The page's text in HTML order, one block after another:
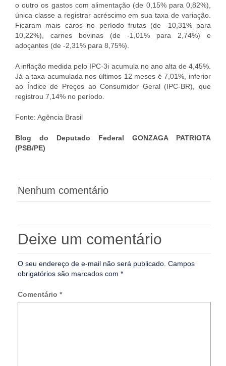
o outro os gastos com alimentação (de 0,15% para 0,82%),
única classe a registrar acréscimo em sua taxa de variação.
Ficaram mais caros no período frutas (de -10,31% para
10,22%), carnes bovinas (de -1,01% para 2,74%) e
adoçantes (de -2,31% para 8,75%).
A inflação medida pelo IPC-3i acumula no ano alta de 4,45%.
Já a taxa acumulada nos últimos 12 meses é 7,01%, inferior
ao Índice de Preços ao Consumidor Geral (IPC-BR), que
registrou 7,14% no período.
Fonte: Agência Brasil
Blog do Deputado Federal GONZAGA PATRIOTA
(PSB/PE)
Nenhum comentário
Deixe um comentário
O seu endereço de e-mail não será publicado. Campos
obrigatórios são marcados com *
Comentário *